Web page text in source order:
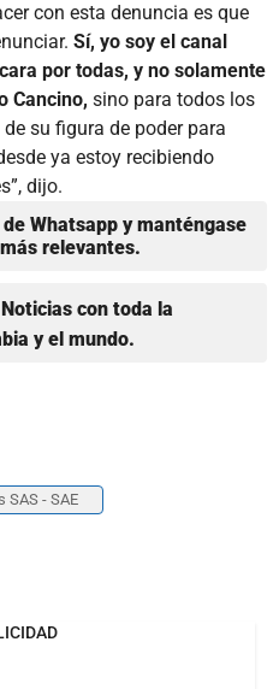
con esta denuncia es que
Sí, yo soy el canal
por todas, y no solamente
Cancino, sino para todos los
su figura de poder para
ya estoy recibiendo
dijo.
Whatsapp y manténgase
relevantes.
con toda la
y el mundo.
SAS - SAE